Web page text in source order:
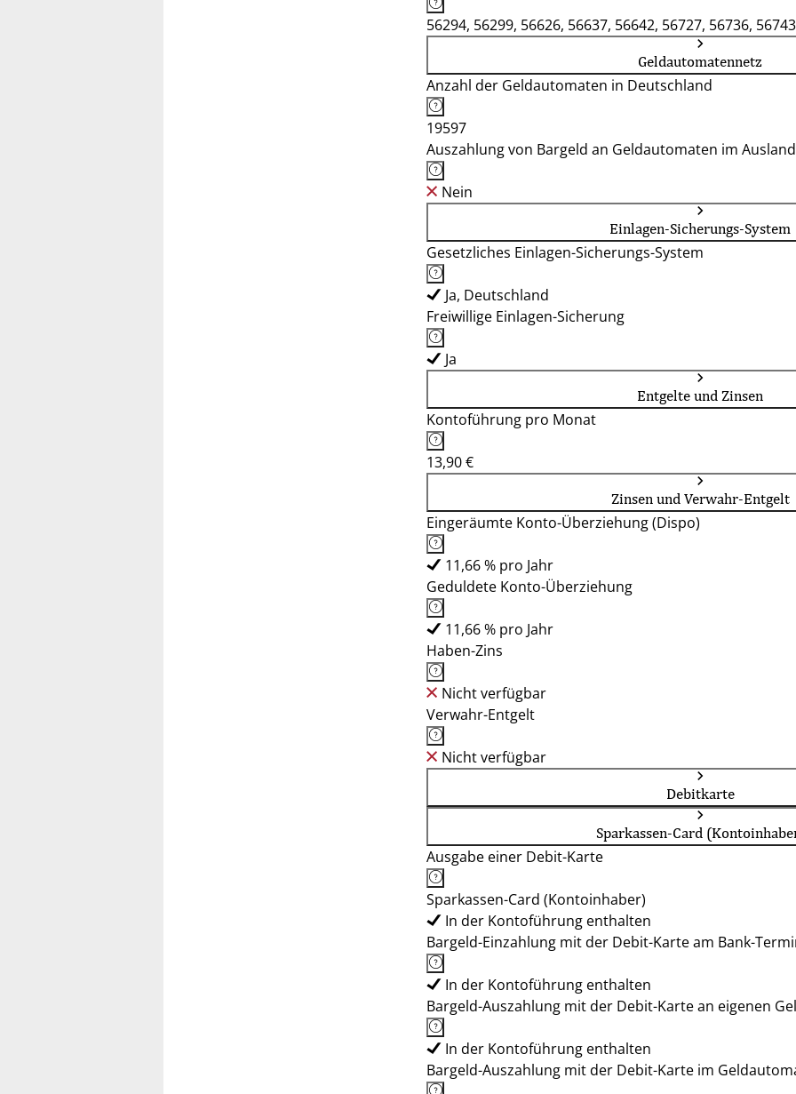
56294, 56299, 56626, 56637, 56642, 56727, 56736,
Geldautomatennetz
Anzahl der Geldautomaten in Deutschland
19597
Auszahlung von Bargeld an Geldautomaten im
Nein
Einlagen-Sicherungs-System
Gesetzliches Einlagen-Sicherungs-System
Ja, Deutschland
Freiwillige Einlagen-Sicherung
Ja
Entgelte und Zinsen
Kontoführung pro Monat
13,90 €
Zinsen und Verwahr-Entgelt
Eingeräumte Konto-Überziehung (Dispo)
11,66 % pro Jahr
Geduldete Konto-Überziehung
11,66 % pro Jahr
Haben-Zins
Nicht verfügbar
Verwahr-Entgelt
Nicht verfügbar
Debitkarte
Sparkassen-Card
Ausgabe einer Debit-Karte
Sparkassen-Card (Kontoinhaber)
In der Kontoführung enthalten
Bargeld-Einzahlung mit der Debit-Karte am Bank-
In der Kontoführung enthalten
Bargeld-Auszahlung mit der Debit-Karte an eigenen
In der Kontoführung enthalten
Bargeld-Auszahlung mit der Debit-Karte im